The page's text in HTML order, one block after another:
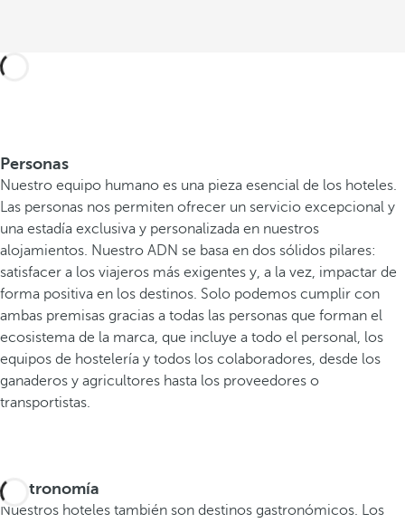
Personas
Nuestro equipo humano es una pieza esencial de los hoteles.
Las personas nos permiten ofrecer un servicio excepcional y
una estadía exclusiva y personalizada en nuestros
alojamientos. Nuestro ADN se basa en dos sólidos pilares:
satisfacer a los viajeros más exigentes y, a la vez, impactar de
forma positiva en los destinos. Solo podemos cumplir con
ambas premisas gracias a todas las personas que forman el
ecosistema de la marca, que incluye a todo el personal, los
equipos de hostelería y todos los colaboradores, desde los
ganaderos y agricultores hasta los proveedores o
transportistas.
Gastronomía
Nuestros hoteles también son destinos gastronómicos. Los